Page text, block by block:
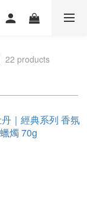
22 products